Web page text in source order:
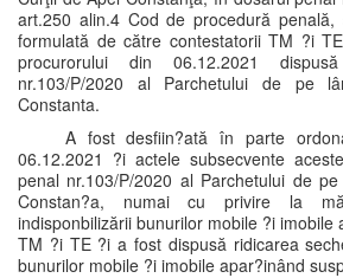
art.250 alin.4 Cod de procedură penală,
formulată de către contestatorii TM ?i
procurorului din 06.12.2021
nr.103/P/2020 al Parchetului de pe
Constanta.
A fost desfiin?ată în parte
06.12.2021 ?i actele subsecvente
penal nr.103/P/2020 al Parchetului de
Constan?a, numai cu privire la
indisponbilizării bunurilor mobile ?i imobile
TM ?i TE ?i a fost dispusă ridicarea
bunurilor mobile ?i imobile apar?inând